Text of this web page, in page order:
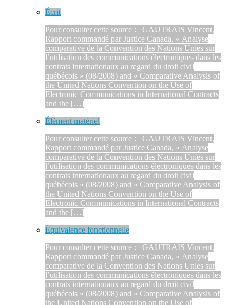
Écrit
Pour consulter cette source : GAUTRAIS Vincent,
Rapport commandé par Justice Canada, « Analyse
comparative de la Convention des Nations Unies sur
l’utilisation des communications électroniques dans les
contrats internationaux au regard du droit civil
québécois » (08/2008) and « Comparative Analysis of
the United Nations Convention on the Use of
Electronic Communications in International Contracts
and the […]
Élément matériel
Pour consulter cette source : GAUTRAIS Vincent,
Rapport commandé par Justice Canada, « Analyse
comparative de la Convention des Nations Unies sur
l’utilisation des communications électroniques dans les
contrats internationaux au regard du droit civil
québécois » (08/2008) and « Comparative Analysis of
the United Nations Convention on the Use of
Electronic Communications in International Contracts
and the […]
Équivalence fonctionnelle
Pour consulter cette source : GAUTRAIS Vincent,
Rapport commandé par Justice Canada, « Analyse
comparative de la Convention des Nations Unies sur
l’utilisation des communications électroniques dans les
contrats internationaux au regard du droit civil
québécois » (08/2008) and « Comparative Analysis of
the United Nations Convention on the Use of